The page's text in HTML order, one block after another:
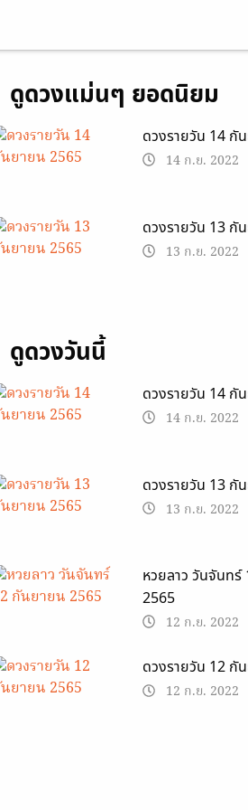
ดูดวงแม่นๆ ยอดนิยม
ดวงรายวัน 14 กั
14 ก.ย. 2022
ดวงรายวัน 13 กั
13 ก.ย. 2022
ดูดวงวันนี้
ดวงรายวัน 14 กั
14 ก.ย. 2022
ดวงรายวัน 13 กั
13 ก.ย. 2022
หวยลาว วันจันท
2565
12 ก.ย. 2022
ดวงรายวัน 12 กั
12 ก.ย. 2022